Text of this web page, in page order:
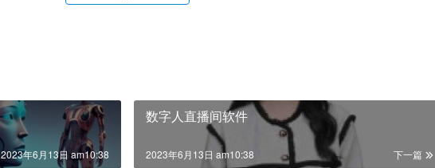
2023年6月13日 am10:38
数字人直播间软件
下一篇
2023年6月13日 am10:38